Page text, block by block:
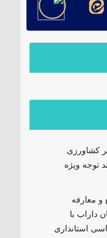
کشاورزی
توجه ویژه
و معارفه
داراب با
استانداری